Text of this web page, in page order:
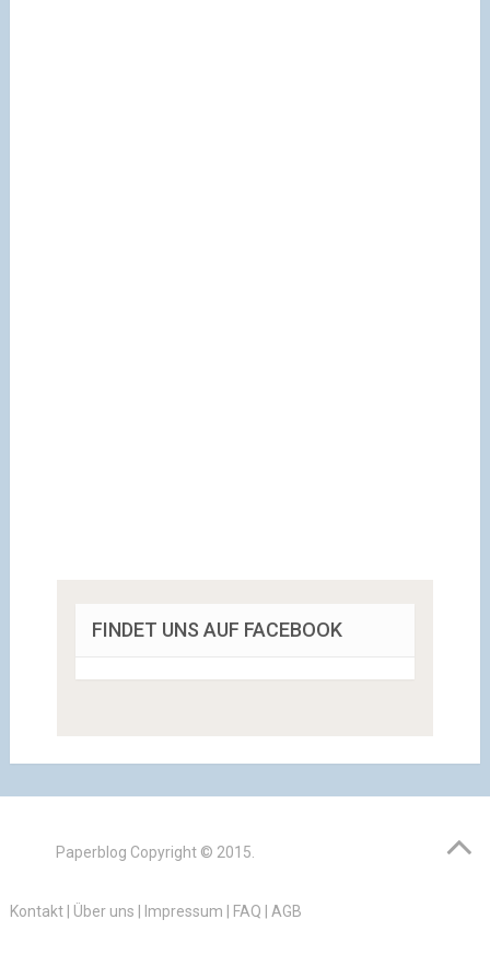
FINDET UNS AUF FACEBOOK
Paperblog Copyright © 2015.
Kontakt| Über uns | Impressum | FAQ | AGB